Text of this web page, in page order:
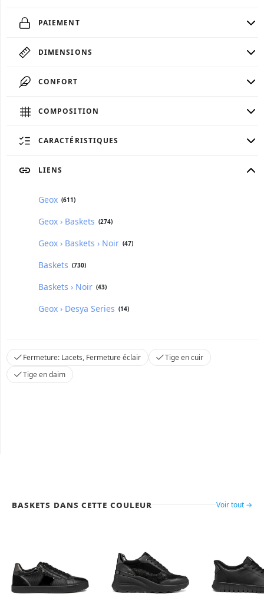
PAIEMENT
DIMENSIONS
CONFORT
COMPOSITION
CARACTÉRISTIQUES
LIENS
Geox (611)
Geox › Baskets (274)
Geox › Baskets › Noir (47)
Baskets (730)
Baskets › Noir (43)
Geox › Desya Series (14)
Fermeture: Lacets, Fermeture éclair
Tige en cuir
Tige en daim
Baskets dans cette couleur Voir tout →